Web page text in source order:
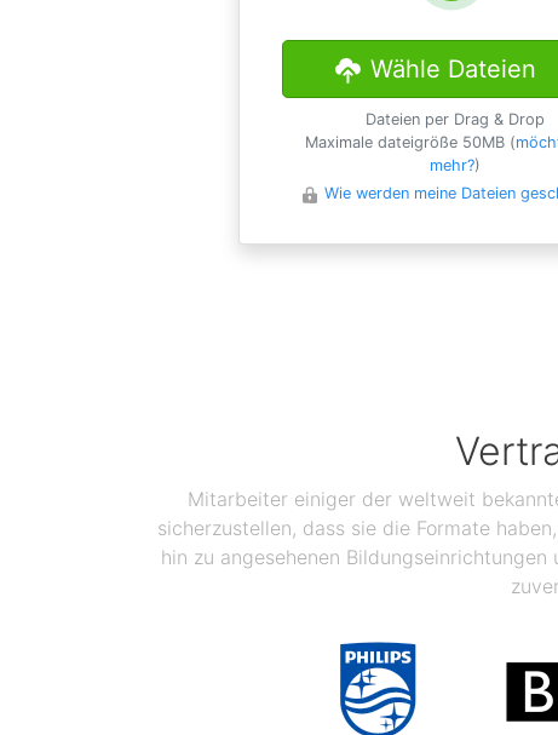
Wähle Dateien
Dateien per Drag & Drop
Maximale dateigröße 50MB (
mehr?)
Wie werden meine Dateien
Mitarbeiter einiger der weltweit
sicherzustellen, dass sie die Formate
hin zu angesehenen